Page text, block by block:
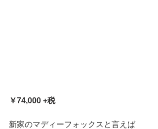
￥74,000 +税
新家のマディーフォックスと言えば